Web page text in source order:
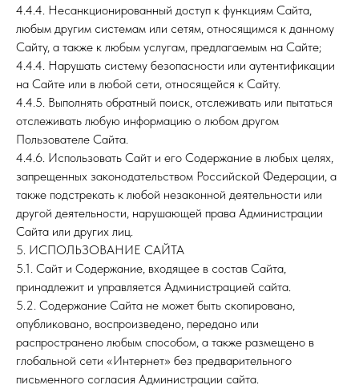
4.4.4. Несанкционированный доступ к функциям Сайта,
любым другим системам или сетям, относящимся к данному
Сайту, а также к любым услугам, предлагаемым на Сайте;
4.4.4. Нарушать систему безопасности или аутентификации
на Сайте или в любой сети, относящейся к Сайту.
4.4.5. Выполнять обратный поиск, отслеживать или пытаться
отслеживать любую информацию о любом другом
Пользователе Сайта.
4.4.6. Использовать Сайт и его Содержание в любых целях,
запрещенных законодательством Российской Федерации, а
также подстрекать к любой незаконной деятельности или
другой деятельности, нарушающей права Администрации
Сайта или других лиц.
5. ИСПОЛЬЗОВАНИЕ САЙТА
5.1. Сайт и Содержание, входящее в состав Сайта,
принадлежит и управляется Администрацией сайта.
5.2. Содержание Сайта не может быть скопировано,
опубликовано, воспроизведено, передано или
распространено любым способом, а также размещено в
глобальной сети «Интернет» без предварительного
письменного согласия Администрации сайта.